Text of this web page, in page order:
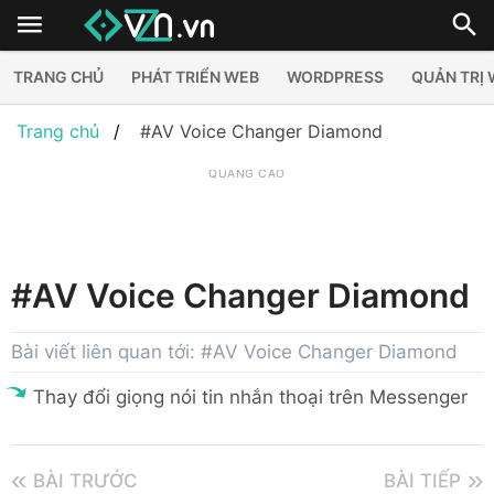
TRANG CHỦ PHÁT TRIỂN WEB WORDPRESS QUẢN TRỊ
Trang chủ #AV Voice Changer Diamond
QUẢNG CÁO
#AV Voice Changer Diamond
Bài viết liên quan tới: #AV Voice Changer Diamond
Thay đổi giọng nói tin nhắn thoại trên Messenger
BÀI TRƯỚC BÀI TIẾP